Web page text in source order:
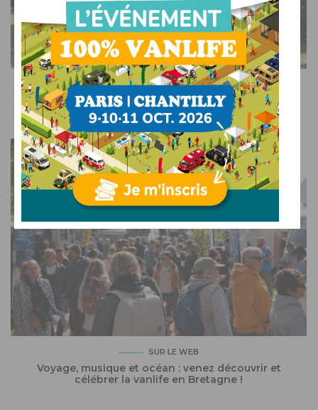
SUR LE WEB
Camper Van Week-End : l’événement 100% vans et
fourgons aménagés
SUR LE WEB
Voyage, musique et océan : venez découvrir et
célébrer la vanlife en Bretagne !